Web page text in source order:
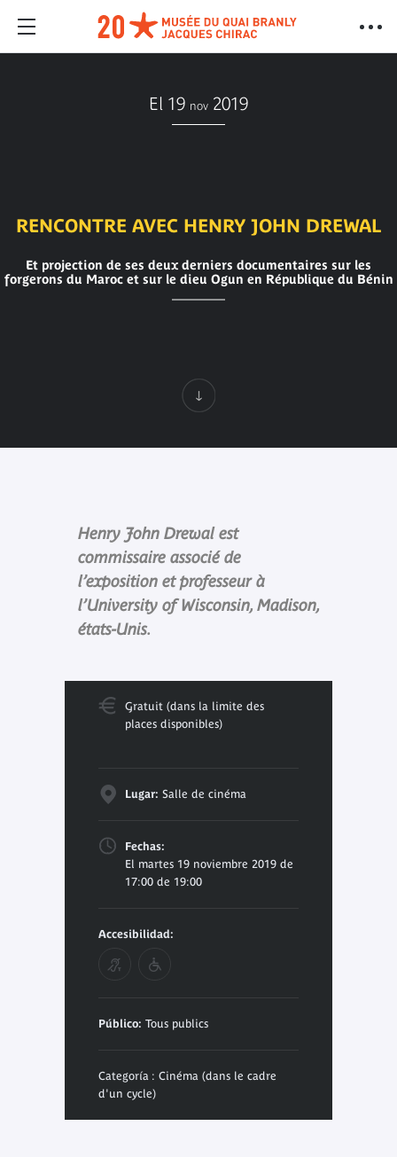
El 19 nov 2019
RENCONTRE AVEC HENRY JOHN DREWAL
Et projection de ses deux derniers documentaires sur les
forgerons du Maroc et sur le dieu Ogun en République du Bénin
Henry John Drewal est
commissaire associé de
l’exposition et professeur à
l’University of Wisconsin, Madison,
états-Unis.
Gratuit (dans la limite des
places disponibles)
Lugar: Salle de cinéma
Fechas:
El martes 19 noviembre 2019 de
17:00 de 19:00
Accesibilidad:
Público: Tous publics
Categoría : Cinéma (dans le cadre
d'un cycle)